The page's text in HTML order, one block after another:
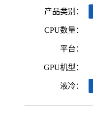
产品类别：
CPU数量：
平台：
GPU机型：
液冷：